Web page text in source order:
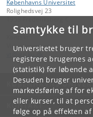
Samtykke til
Universitetet bruger
registrere brugernes
(statistik) for løbende
Desuden bruger
markedsføring af for
eller kurser, til at
følge op på effekten
Københavns Universitet
Rolighedsvej 23
Videntjenesten
KØBENHAVNS
KONTAKT